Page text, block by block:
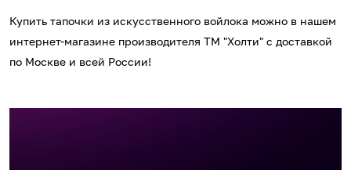
Купить тапочки из искусственного войлока можно в нашем
интернет-магазине производителя ТМ "Холти" с доставкой
по Москве и всей России!